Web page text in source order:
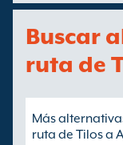
Buscar
ruta de
Más
ruta de Tilos a